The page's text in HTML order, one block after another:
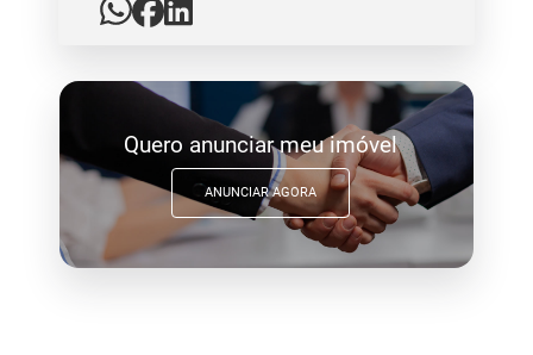
Quero anunciar meu imóvel
ANUNCIAR AGORA